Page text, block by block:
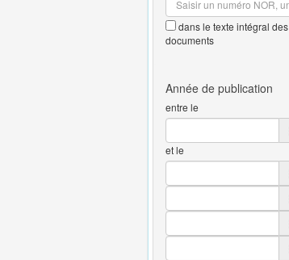
dans le texte intégral des
documents
entre le
et le